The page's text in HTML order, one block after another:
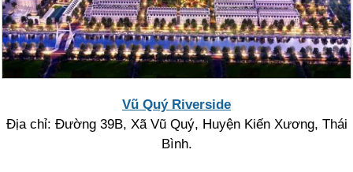
Vũ Quý Riverside
Địa chỉ: Đường 39B, Xã Vũ Quý, Huyện Kiến Xương, Thái
Bình.